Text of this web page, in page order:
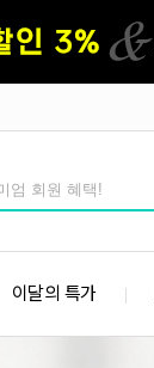
이달의 특가